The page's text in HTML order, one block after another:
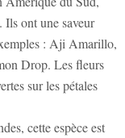
ont une saveur
: Aji Amarillo,
Drop. Les fleurs
sur les pétales
cette espèce est